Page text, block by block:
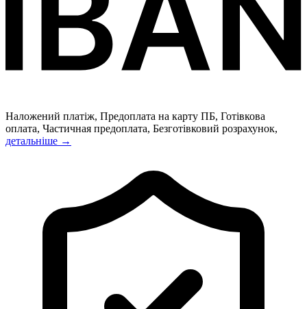
Наложений платіж, Предоплата на карту ПБ, Готівкова
оплата, Частичная предоплата, Безготівковий розрахунок,
детальніше →